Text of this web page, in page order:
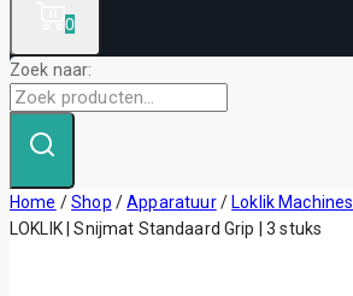
0
Zoek naar:
Home /Shop /Apparatuur / Loklik Machines
LOKLIK | Snijmat Standaard Grip | 3 stuks